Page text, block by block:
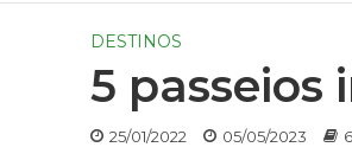
DESTINOS
5 passeios
25/01/2022 05/05/2023